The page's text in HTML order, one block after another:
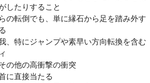
したりすること
の転倒でも、単に縁石から足を踏み外す
、特にジャンプや素早い方向転換を含む
の他の高衝撃の衝突
に直接当たる